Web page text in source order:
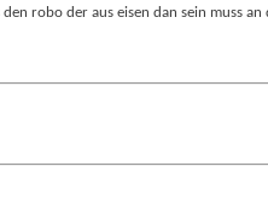
robo der aus eisen dan sein muss an